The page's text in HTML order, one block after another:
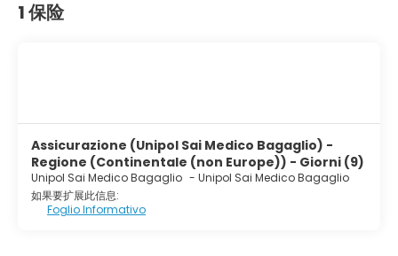
1 保险
Assicurazione (Unipol Sai Medico Bagaglio) -
Regione (Continentale (non Europe)) - Giorni (9)
Unipol Sai Medico Bagaglio - Unipol Sai Medico Bagaglio
如果要扩展此信息:
Foglio Informativo